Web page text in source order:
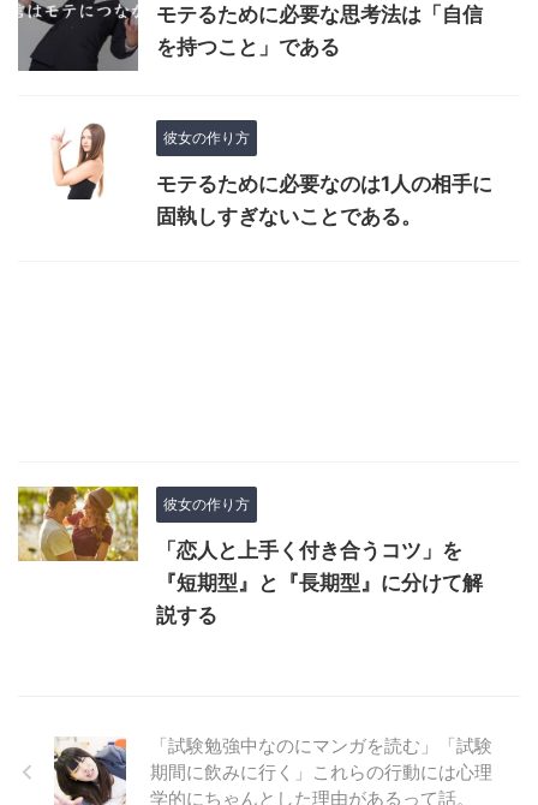
モテるために必要な思考法は「自信
を持つこと」である
彼女の作り方
モテるために必要なのは1人の相手に
固執しすぎないことである。
彼女の作り方
「恋人と上手く付き合うコツ」を
『短期型』と『長期型』に分けて解
説する
「試験勉強中なのにマンガを読む」「試験
期間に飲みに行く」これらの行動には心理
学的にちゃんとした理由があるって話。